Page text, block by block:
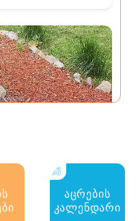
აცრების
კალენდარი